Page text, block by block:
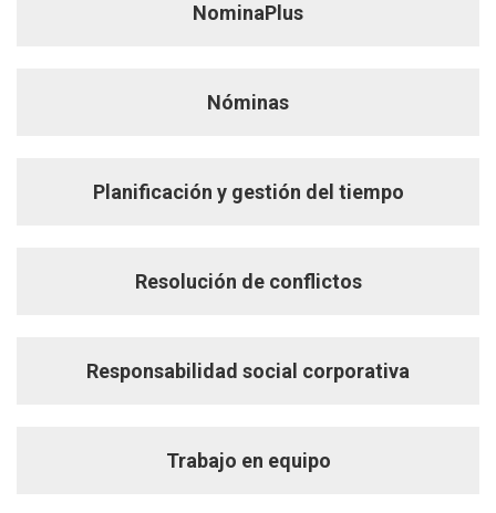
NominaPlus
Nóminas
Planificación y gestión del tiempo
Resolución de conflictos
Responsabilidad social corporativa
Trabajo en equipo